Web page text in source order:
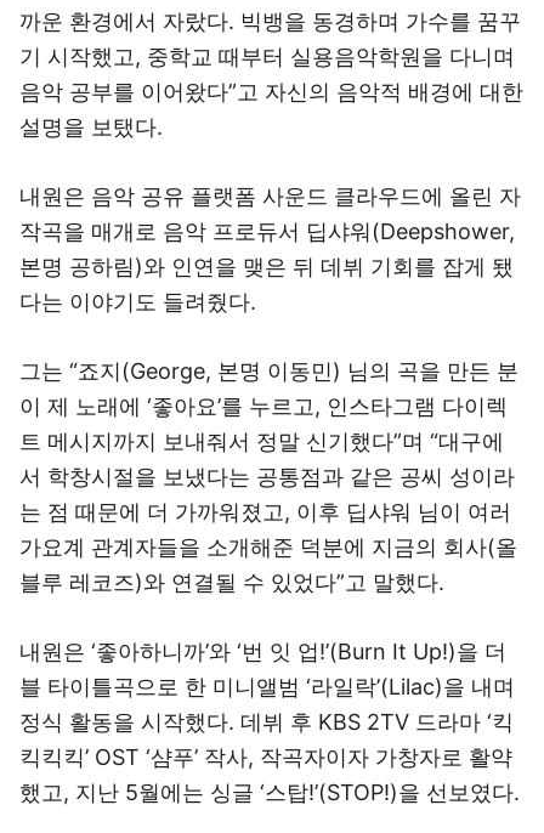
까운 환경에서 자랐다. 빅뱅을 동경하며 가수를 꿈꾸
기 시작했고, 중학교 때부터 실용음악학원을 다니며
음악 공부를 이어왔다”고 자신의 음악적 배경에 대한
설명을 보탰다.
내원은 음악 공유 플랫폼 사운드 클라우드에 올린 자
작곡을 매개로 음악 프로듀서 딥샤워(Deepshower,
본명 공하림)와 인연을 맺은 뒤 데뷔 기회를 잡게 됐
다는 이야기도 들려줬다.
그는 “죠지(George, 본명 이동민) 님의 곡을 만든 분
이 제 노래에 ‘좋아요’를 누르고, 인스타그램 다이렉
트 메시지까지 보내줘서 정말 신기했다”며 “대구에
서 학창시절을 보냈다는 공통점과 같은 공씨 성이라
는 점 때문에 더 가까워졌고, 이후 딥샤워 님이 여러
가요계 관계자들을 소개해준 덕분에 지금의 회사(올
블루 레코즈)와 연결될 수 있었다”고 말했다.
내원은 ‘좋아하니까’와 ‘번 잇 업!’(Burn It Up!)을 더
블 타이틀곡으로 한 미니앨범 ‘라일락’(Lilac)을 내며
정식 활동을 시작했다. 데뷔 후 KBS 2TV 드라마 ‘킥
킥킥킥’ OST ‘샴푸’ 작사, 작곡자이자 가창자로 활약
했고, 지난 5월에는 싱글 ‘스탑!’(STOP!)을 선보였다.